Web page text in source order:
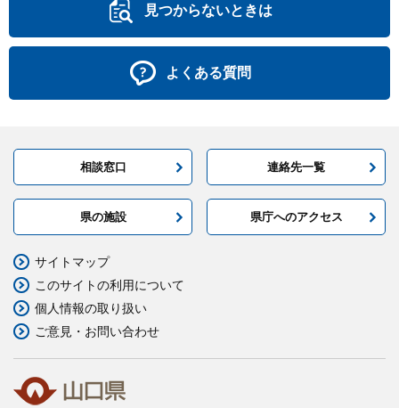
見つからないときは
よくある質問
相談窓口 連絡先一覧
県の施設 県庁へのアクセス
サイトマップ
このサイトの利用について
個人情報の取り扱い
ご意見・お問い合わせ